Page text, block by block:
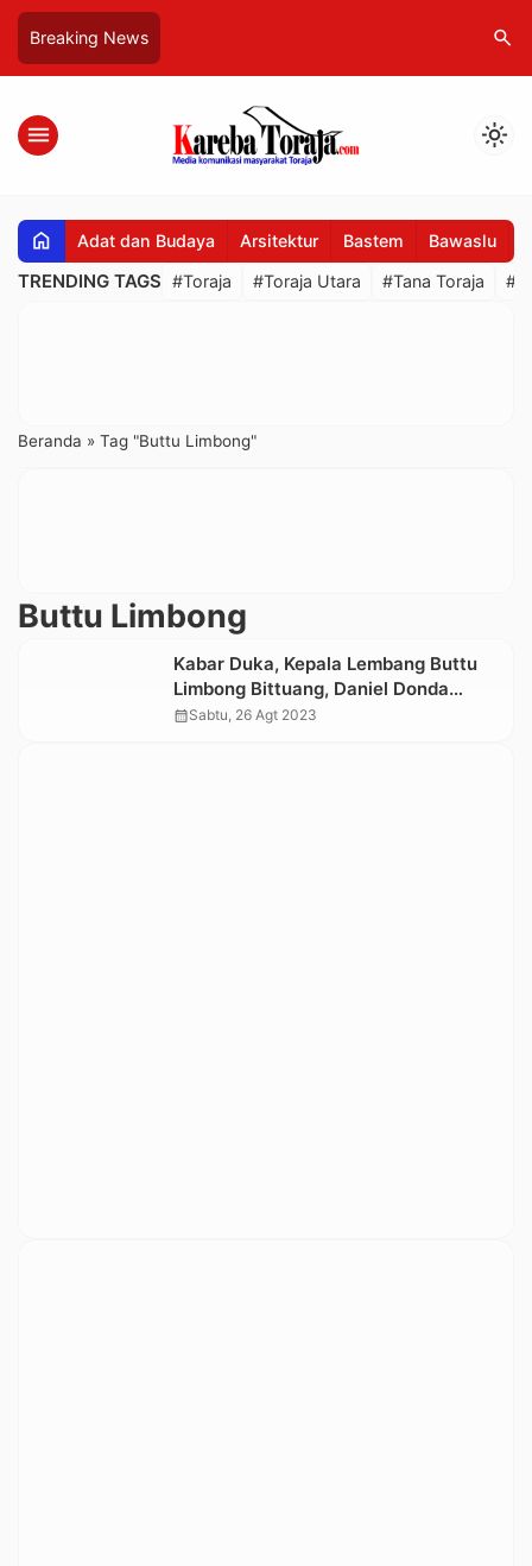
Breaking News search
menu light_mode
home Adat dan Budaya Arsitektur Bastem Bawaslu
TRENDING TAGS #Toraja #Toraja Utara #Tana Toraja
Beranda » Tag "Buttu Limbong"
Buttu Limbong
Kabar Duka, Kepala Lembang Buttu
Limbong Bittuang, Daniel Donda
Tutup Usia
calendar_monthSabtu, 26 Agt 2023